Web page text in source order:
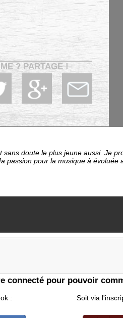
? PARTAGE !
sans doute le plus jeune aussi. Je
passion pour la musique à
connecté pour pouvoir
: Soit via